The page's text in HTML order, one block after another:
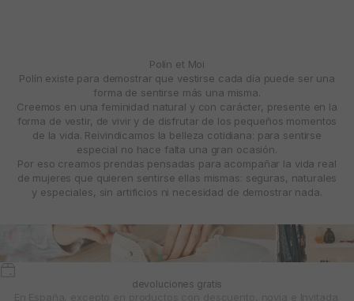
Polín et Moi
Polín existe para demostrar que vestirse cada día puede ser una
forma de sentirse más una misma.
Creemos en una feminidad natural y con carácter, presente en la
forma de vestir, de vivir y de disfrutar de los pequeños momentos
de la vida. Reivindicamos la belleza cotidiana: para sentirse
especial no hace falta una gran ocasión.
Por eso creamos prendas pensadas para acompañar la vida real
de mujeres que quieren sentirse ellas mismas: seguras, naturales
y especiales, sin artificios ni necesidad de demostrar nada.
devoluciones gratis